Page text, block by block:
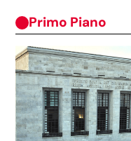
Primo Piano